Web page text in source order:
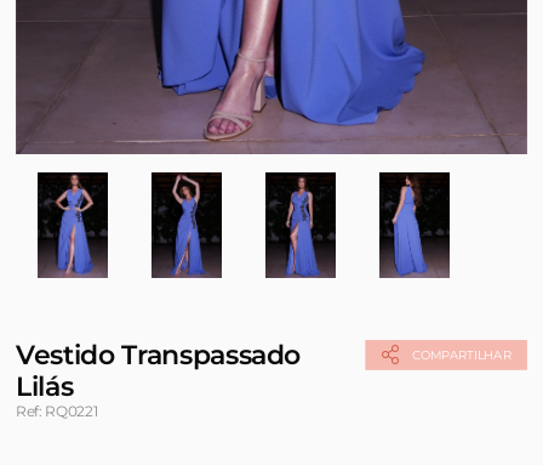
COMPARTILHAR
Vestido Transpassado
Lilás
Ref: RQ0221